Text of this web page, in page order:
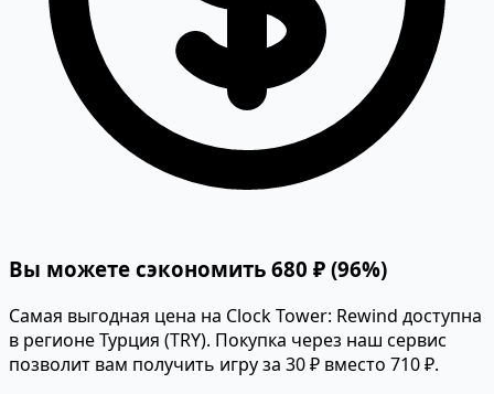
Вы можете сэкономить 680 ₽ (96%)
Самая выгодная цена на Clock Tower: Rewind доступна
в регионе Турция (TRY). Покупка через наш сервис
позволит вам получить игру за 30 ₽ вместо 710 ₽.